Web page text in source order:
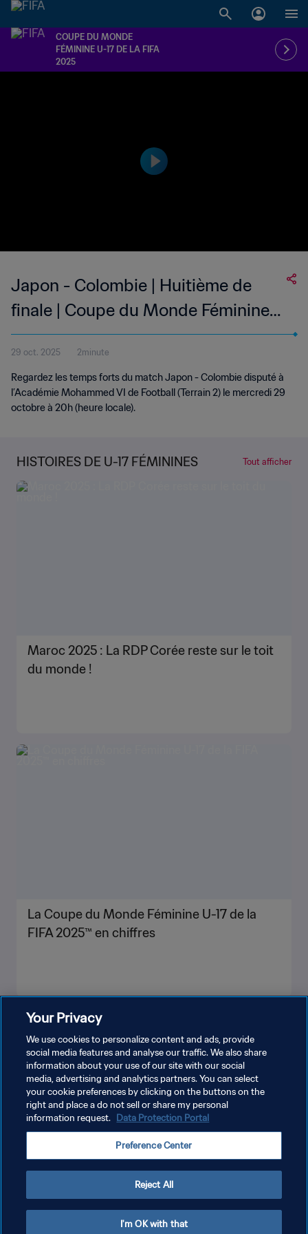
COUPE DU MONDE
FÉMININE U-17 DE LA FIFA
2025
Japon - Colombie | Huitième de
finale | Coupe du Monde Féminine
U-17 de la FIFA, Maroc 2025™ |
Temps forts
29 oct. 2025 2minute
Regardez les temps forts du match Japon - Colombie disputé à
l’Académie Mohammed VI de Football (Terrain 2) le mercredi 29
octobre à 20h (heure locale).
HISTOIRES DE U-17 FÉMININES Tout afficher
Maroc 2025 : La RDP Corée reste sur le toit
du monde !
La Coupe du Monde Féminine U-17 de la
FIFA 2025™ en chiffres
POLITIQUE DE CONFIDENTIALITÉ
CONDITIONS D'UTILISATION
GÉRER VOS PRÉFÉRENCES SUR LES COOKIES
Copyright © 1994 - 2026 FIFA. Tous droits réservés.
Your Privacy
We use cookies to personalize content and ads, provide
social media features and analyse our traffic. We also share
information about your use of our site with our social
media, advertising and analytics partners. You can select
your cookie preferences by clicking on the buttons on the
right and place a do not sell or share my personal
information request. Data Protection Portal
Preference Center
Reject All
I'm OK with that